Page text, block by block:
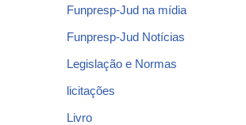
Funpresp-Jud na mídia
Funpresp-Jud Notícias
Legislação e Normas
licitações
Livro